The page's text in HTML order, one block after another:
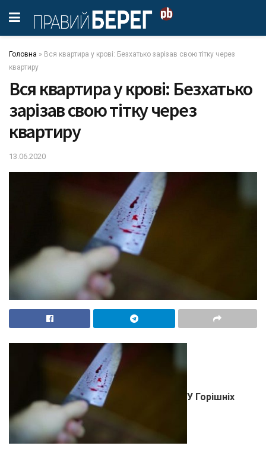
Головна » Вся квартира у крові: Безхатько зарізав свою тітку через
квартиру
Вся квартира у крові: Безхатько
зарізав свою тітку через
квартиру
13.06.2020
У Горішніх